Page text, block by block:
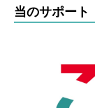
当のサポート